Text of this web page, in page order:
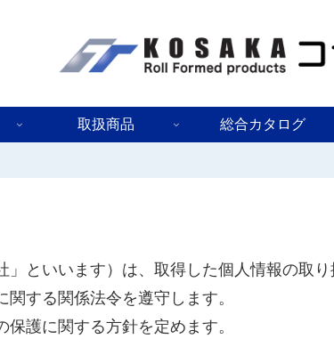
取扱商品 総合カタログ
」といいます）は、取得した個人情報の取
する関係法令を遵守します。
護に関する方針を定めます。